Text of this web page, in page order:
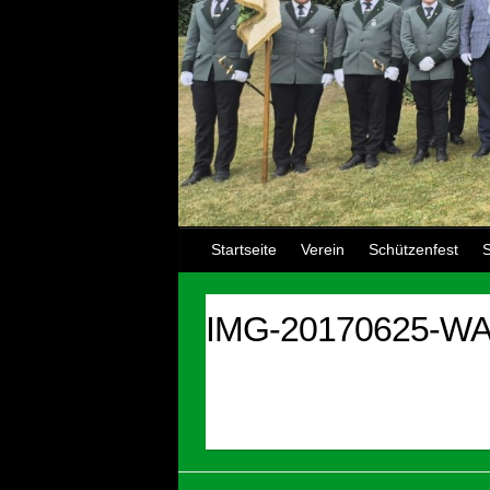
Startseite Verein Schützenfest
IMG-20170625-